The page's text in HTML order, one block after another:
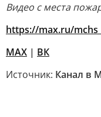
Видео с места
https://max.ru/
MAX | ВК
Источник: Канал в